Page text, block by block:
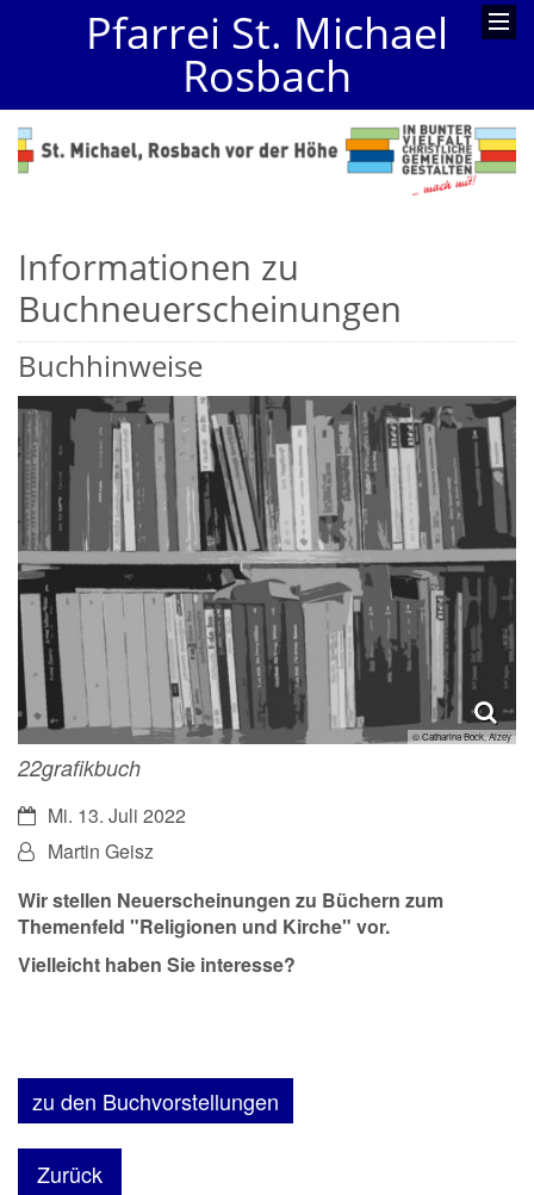
Pfarrei St. Michael
Rosbach
Informationen zu
Buchneuerscheinungen
Buchhinweise
© Catharina Bock, Alzey
22grafikbuch
Datum:Mi. 13. Juli 2022
Von:Martin Geisz
Wir stellen Neuerscheinungen zu Büchern zum
Themenfeld "Religionen und Kirche" vor.
Vielleicht haben Sie interesse?
zu den Buchvorstellungen
Zurück